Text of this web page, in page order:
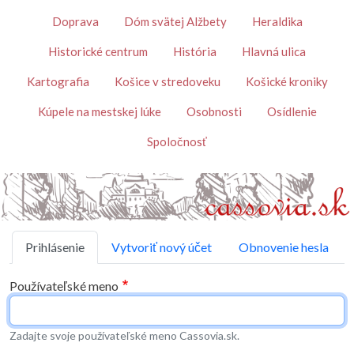
TémyDoprava Dóm svätej Alžbety Heraldika
Historické centrum História Hlavná ulica
Kartografia Košice v stredoveku Košické kroniky
Kúpele na mestskej lúke Osobnosti Osídlenie
Spoločnosť
Primárne karty
Prihlásenie Vytvoriť nový účet Obnovenie hesla
Používateľské meno
Zadajte svoje používateľské meno Cassovia.sk.